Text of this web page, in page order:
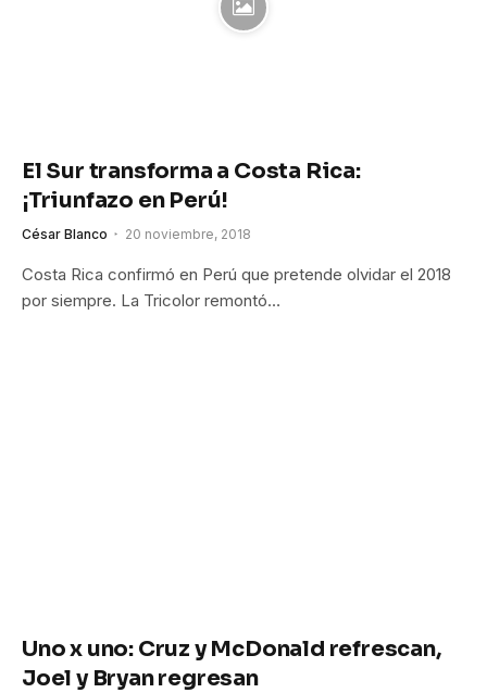
El Sur transforma a Costa Rica:
¡Triunfazo en Perú!
César Blanco 20 noviembre, 2018
Costa Rica confirmó en Perú que pretende olvidar el 2018
por siempre. La Tricolor remontó…
Uno x uno: Cruz y McDonald refrescan,
Joel y Bryan regresan